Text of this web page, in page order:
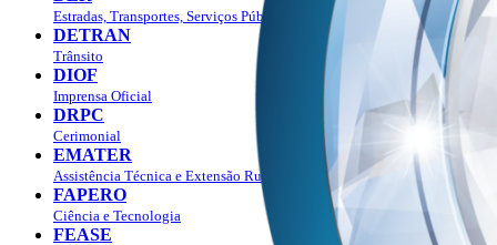
Estradas, Transportes, Serviços Públicos
DETRAN
Trânsito
DIOF
Imprensa Oficial
DRPC
Cerimonial
EMATER
Assistência Técnica e Extensão Rural
FAPERO
Ciência e Tecnologia
FEASE